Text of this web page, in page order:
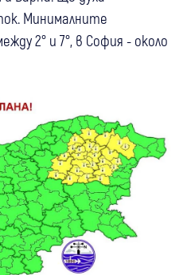
Минималните
2° и 7°, в София - около